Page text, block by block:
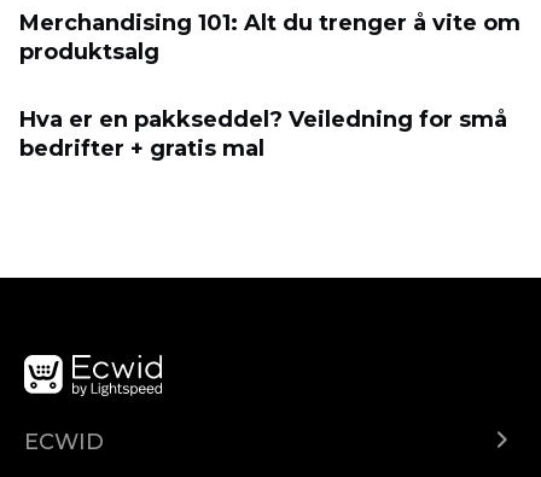
Merchandising 101: Alt du trenger å vite om
produktsalg
Hva er en pakkseddel? Veiledning for små
bedrifter + gratis mal
ECWID